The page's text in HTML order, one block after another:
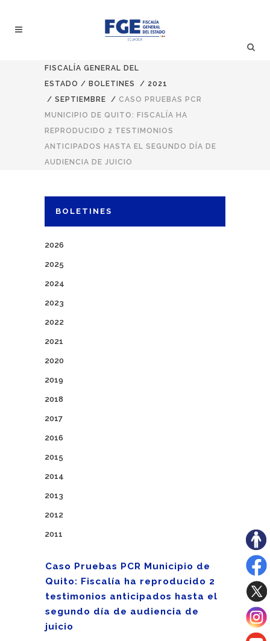
FISCALÍA GENERAL DEL
ESTADO / BOLETINES / 2021
/ SEPTIEMBRE / CASO PRUEBAS PCR
MUNICIPIO DE QUITO: FISCALÍA HA
REPRODUCIDO 2 TESTIMONIOS
ANTICIPADOS HASTA EL SEGUNDO DÍA DE
AUDIENCIA DE JUICIO
BOLETINES
2026
2025
2024
2023
2022
2021
2020
2019
2018
2017
2016
2015
2014
2013
2012
2011
Caso Pruebas PCR Municipio de
Quito: Fiscalía ha reproducido 2
testimonios anticipados hasta el
segundo día de audiencia de
juicio